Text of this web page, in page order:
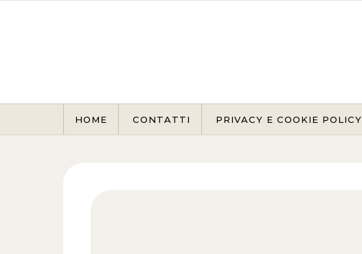
HOME CONTATTI PRIVACY E COOKIE POLICY